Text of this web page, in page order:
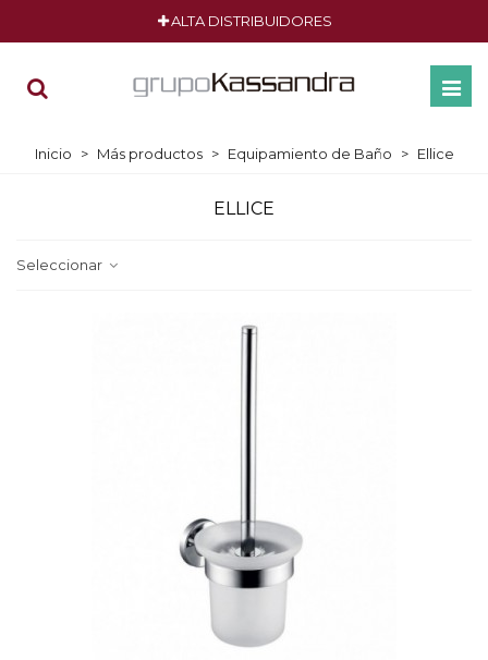
ALTA DISTRIBUIDORES
Inicio > Más productos > Equipamiento de Baño > Ellice
ELLICE
Seleccionar